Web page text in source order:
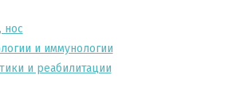
нос
и иммунологии
и реабилитации